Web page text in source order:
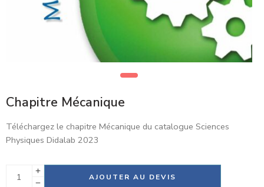
Chapitre Mécanique
Téléchargez le chapitre Mécanique du catalogue Sciences
Physiques Didalab 2023
AJOUTER AU DEVIS
Alternative: